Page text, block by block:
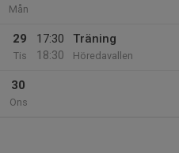
Mån
29
Tis
17:30
18:30
Träning
Höredavallen
30
Ons